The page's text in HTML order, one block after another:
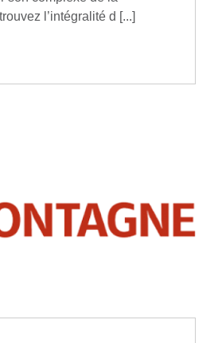
l’intégralité d [...]